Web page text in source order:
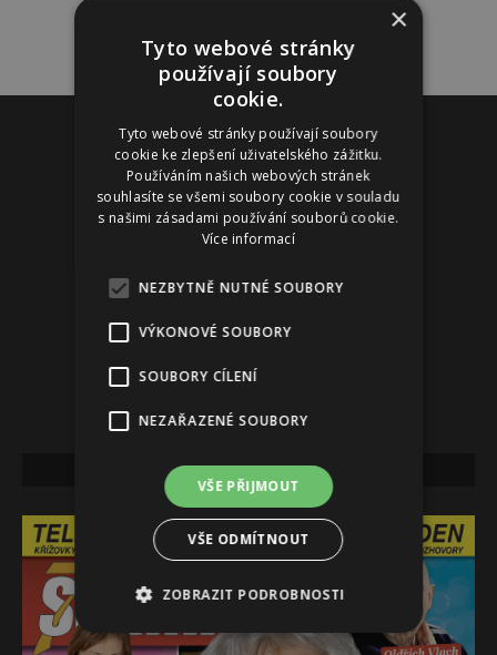
NEJNOVĚJŠÍ VYDÁNÍ
×
Tyto webové stránky
používají soubory
cookie.
Tyto webové stránky používají soubory
cookie ke zlepšení uživatelského zážitku.
Používáním našich webových stránek
souhlasíte se všemi soubory cookie v souladu
s našimi zásadami používání souborů cookie.
Více informací
NEZBYTNĚ NUTNÉ SOUBORY
VÝKONOVÉ SOUBORY
SOUBORY CÍLENÍ
NEZAŘAZENÉ SOUBORY
VŠE PŘIJMOUT
VŠE ODMÍTNOUT
ZOBRAZIT PODROBNOSTI